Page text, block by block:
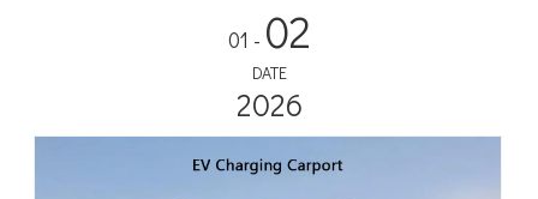
02
- 01
DATE
2026